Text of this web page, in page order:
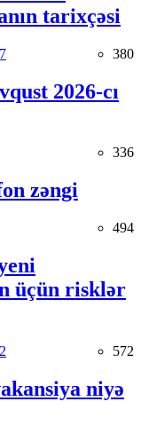
tarixçəsi
380
2026-cı
336
zəngi
494
üçün risklər
572
niyə